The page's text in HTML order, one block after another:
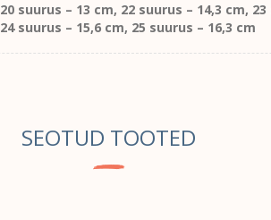
20 suurus – 13 cm, 22 suurus – 14,3 cm,
24 suurus – 15,6 cm, 25 suurus – 16,3 cm
SEOTUD TOOTED